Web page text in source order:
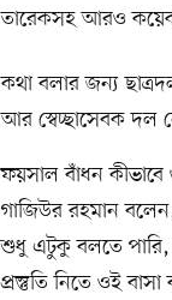
তারেকসহ আরও
কথা বলার জন্য
আর স্বেচ্ছাসেবক দল
ফয়সাল বাঁধন কীভাবে
গাজিউর রহমান
শুধু এটুকু বলতে পারি,
প্রস্তুতি নিতে ওই